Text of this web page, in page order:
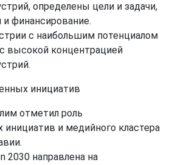
определены цели и задачи,
финансирование.
с наибольшим потенциалом
высокой концентрацией
инициатив
отметил роль
инициатив и медийного кластера
2030 направлена на